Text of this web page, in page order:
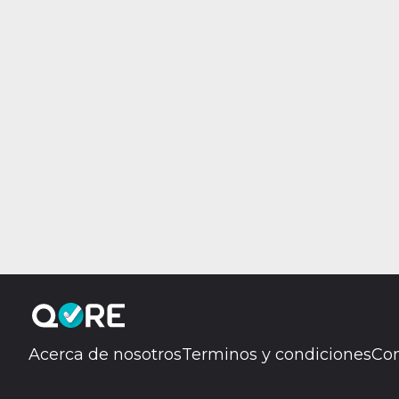
Acerca de nosotrosTerminos y condiciones